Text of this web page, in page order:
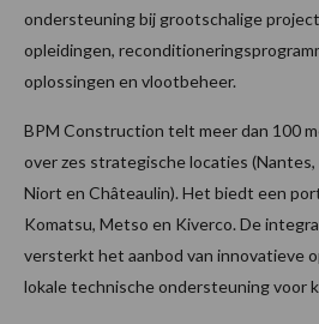
ondersteuning bij grootschalige
opleidingen,
oplossingen en vlootbeheer.
BPM Construction telt meer dan 100
over zes strategische locaties (Nantes,
Niort en Châteaulin). Het biedt een
Komatsu, Metso en Kiverco. De
versterkt het aanbod van innovatieve
lokale technische ondersteuning voor